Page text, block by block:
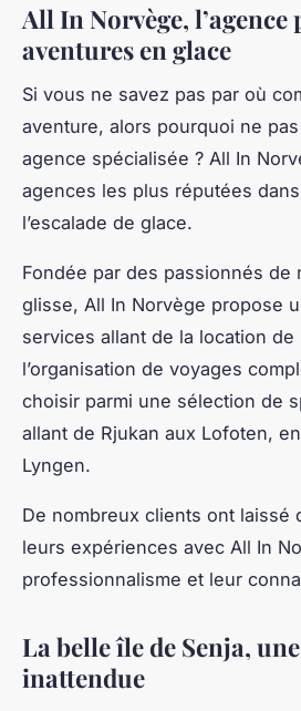
All In Norvège, l’agence
aventures en glace
Si vous ne savez pas par où
aventure, alors pourquoi ne
agence spécialisée ? All In
agences les plus réputées
l’escalade de glace.
Fondée par des passionnés de
glisse, All In Norvège propose
services allant de la location de
l’organisation de voyages
choisir parmi une sélection de
allant de Rjukan aux Lofoten,
Lyngen.
De nombreux clients ont laissé
leurs expériences avec All In
professionnalisme et leur
La belle île de Senja,
inattendue